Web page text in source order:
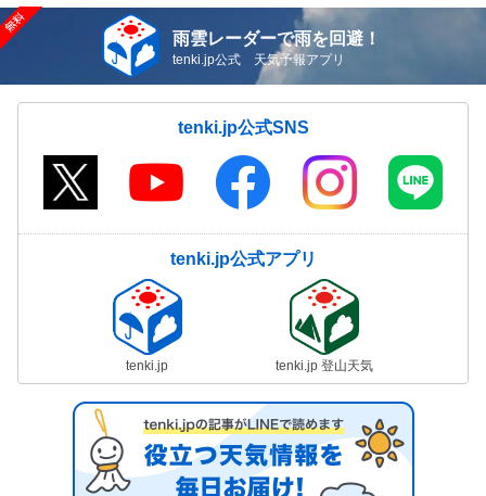
雨雲レーダーで雨を回避！
tenki.jp公式 天気予報アプリ
tenki.jp公式SNS
tenki.jp公式アプリ
tenki.jp tenki.jp 登山天気